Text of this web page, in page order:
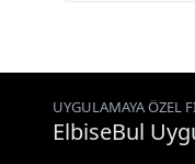
UYGULAMAYA ÖZEL
ElbiseBul